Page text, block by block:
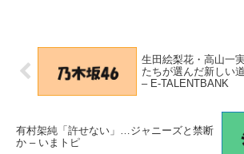
生田絵梨花・高山一
たちが選んだ新しい
– E-TALENTBANK
有村架純「許せない」…ジャニーズと禁断
か – いまトピ